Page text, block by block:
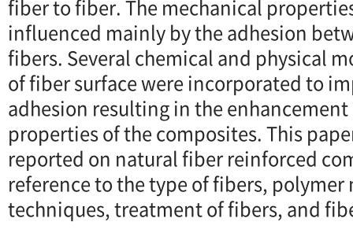
fiber to fiber. The mechanical
influenced mainly by the adhesion
fibers. Several chemical and physical
of fiber surface were incorporated to
adhesion resulting in the
properties of the composites. This
reported on natural fiber reinforced
reference to the type of fibers,
techniques, treatment of fibers, and